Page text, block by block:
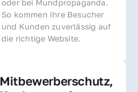
oder bei Mundpropaganda.
So kommen Ihre Besucher
und Kunden zuverlässig auf
die richtige Website.
Mitbewerberschutz,